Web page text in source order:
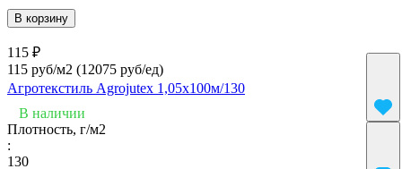
В корзину
115 ₽
115 руб/м2 (12075 руб/eд)
Агротекстиль Agrojutex 1,05х100м/130
В наличии
Плотность, г/м2
:
130